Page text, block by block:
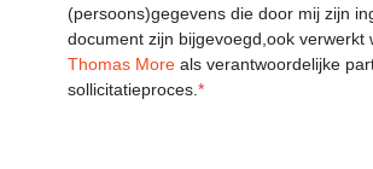
(persoons)gegevens die door mij zijn
document zijn bijgevoegd,ook verwerkt
Thomas More als verantwoordelijke
sollicitatieproces. *